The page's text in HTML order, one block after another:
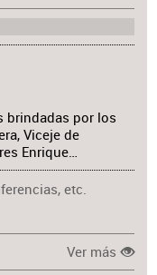
brindadas por los
Viceje de
Enrique…
etc.
Ver más